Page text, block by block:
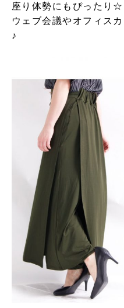
座り体勢にもぴったり☆
ウェブ会議やオフィス
♪